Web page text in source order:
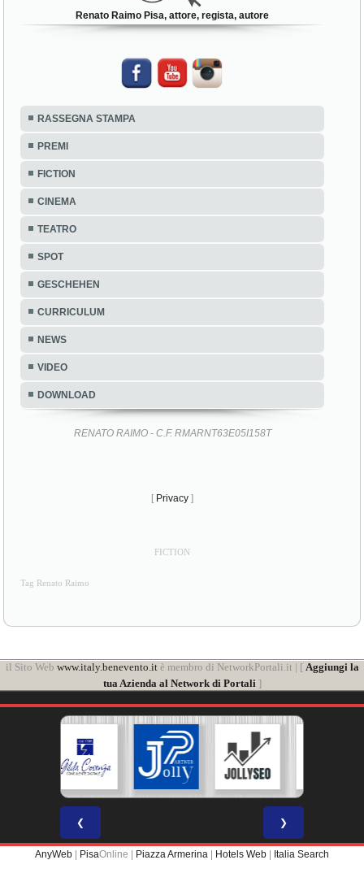
Renato Raimo Pisa, attore, regista, autore
RASSEGNA STAMPA
PREMI
FICTION
CINEMA
TEATRO
SPOT
GESCHEHEN
CURRICULUM
NEWS
VIDEO
DOWNLOAD
RENATO RAIMO - C.F. RMARNT63E05I158T
[ Privacy ]
FICTION
Tag Renato Raimo
il Sito Web www.italy.benevento.itè membro di NetworkPortali.it | [ Aggiungi la
tua Azienda al Network di Portali]
❮ ❯
AnyWeb PisaOnline | Piazza Armerina Hotels Web Italia Search